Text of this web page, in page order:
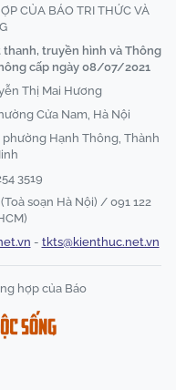
CỦA BÁO TRI THỨC VÀ
thanh, truyền hình và Thông
cấp ngày 08/07/2021
Thị Mai Hương
Cửa Nam, Hà Nội
Hạnh Thông, Thành
3519
soạn Hà Nội) / 091 122
- tkts@kienthuc.net.vn
hợp của Báo